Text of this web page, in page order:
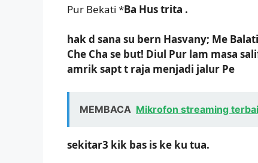
Pur Bekati *Ba Hus trita .
hak d sana su bern Hasvany; Me
Che Cha se but! Diul Pur lam masa
amrik sapt t raja menjadi jalur Pe
MEMBACA Mikrofon streaming
sekitar3 kik bas is ke ku tua.